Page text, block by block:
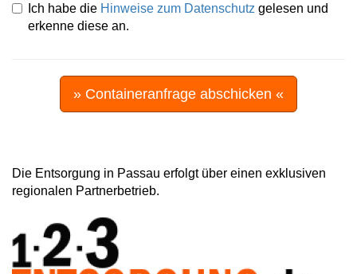
Ich habe die Hinweise zum Datenschutz gelesen und
erkenne diese an.
» Containeranfrage abschicken «
Die Entsorgung in Passau erfolgt über einen exklusiven
regionalen Partnerbetrieb.